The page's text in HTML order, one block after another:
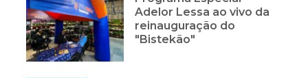
Adelor Lessa ao vivo da
reinauguração do
"Bistekão"